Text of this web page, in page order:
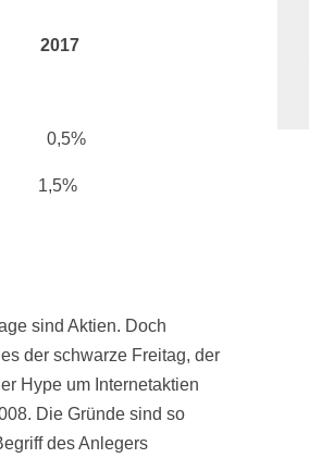
2017
0,5%
1,5%
sind Aktien. Doch
der schwarze Freitag, der
Hype um Internetaktien
Die Gründe sind so
des Anlegers